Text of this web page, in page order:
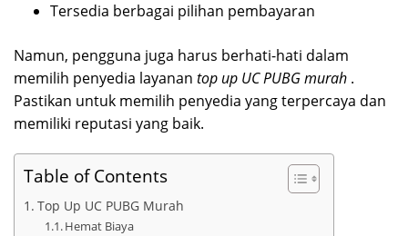
Tersedia berbagai pilihan pembayaran
Namun, pengguna juga harus berhati-hati dalam
memilih penyedia layanan top up UC PUBG murah .
Pastikan untuk memilih penyedia yang terpercaya dan
memiliki reputasi yang baik.
Table of Contents
Top Up UC PUBG Murah
Hemat Biaya